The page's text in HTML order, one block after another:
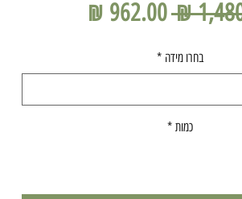
מחיר
רגילבחרו מידה *
כמות *